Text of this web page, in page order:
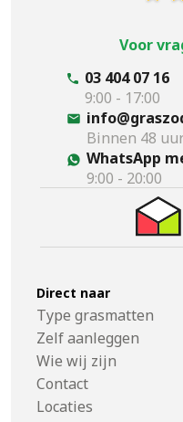
Voor
03 404 07 16
9:00 - 17:00
Binnen 48
WhatsApp
9:00 - 20:00
Direct naar
Type grasmatten
Zelf aanleggen
Wie wij zijn
Contact
Locaties